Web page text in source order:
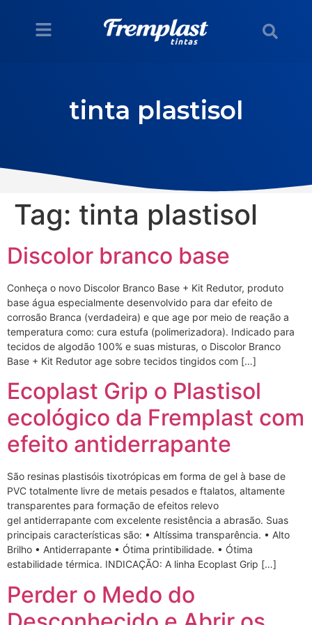
tinta plastisol
Tag: tinta plastisol
Discolor branco base
Conheça o novo Discolor Branco Base + Kit Redutor, produto
base água especialmente desenvolvido para dar efeito de
corrosão Branca (verdadeira) e que age por meio de reação a
temperatura como: cura estufa (polimerizadora). Indicado para
tecidos de algodão 100% e suas misturas, o Discolor Branco
Base + Kit Redutor age sobre tecidos tingidos com […]
Ecoplast Grip o Plastisol
ecológico da Fremplast com
efeito antiderrapante
São resinas plastisóis tixotrópicas em forma de gel à base de
PVC totalmente livre de metais pesados e ftalatos, altamente
transparentes para formação de efeitos relevo
gel antiderrapante com excelente resistência a abrasão. Suas
principais características são: • Altíssima transparência. • Alto
Brilho • Antiderrapante • Ótima printibilidade. • Ótima
estabilidade térmica. INDICAÇÃO: A linha Ecoplast Grip […]
Perder o Medo do